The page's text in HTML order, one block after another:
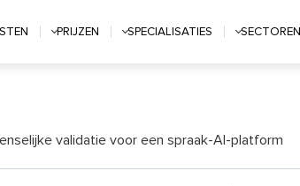
PRIJZEN SPECIALISATIES SECTOREN
validatie voor een spraak-AI-platform